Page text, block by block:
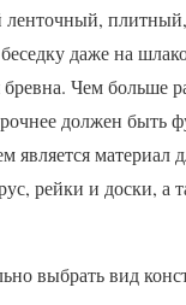
ленточный,
даже на
Чем больше
должен быть
материал
рейки и доски, а
выбрать вид